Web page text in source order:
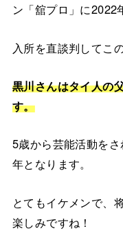
ン「舘プロ」に2022
入所を直談判してこ
黒川さんはタイ人の
す。
5歳から芸能活動を
年となります。
とてもイケメンで、
楽しみですね！